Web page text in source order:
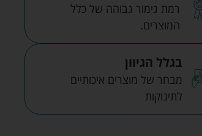
רמת גימור גבוהה של כלל
המוצרים.
בגלל הגיוון
מבחר של מוצרים איכותיים
לתינוקות